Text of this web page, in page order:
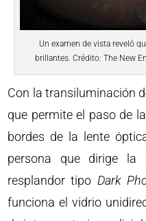
Un examen de vista reveló
brillantes. Crédito: The New
Con la transiluminación
que permite el paso de
bordes de la lente
persona que dirige
resplandor tipo Dark
funciona el vidrio